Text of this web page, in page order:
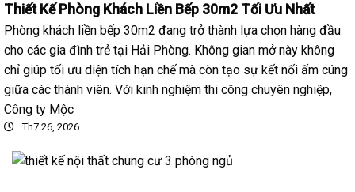
Thiết Kế Phòng Khách Liền Bếp 30m2 Tối Ưu Nhất
Phòng khách liền bếp 30m2 đang trở thành lựa chọn hàng đầu
cho các gia đình trẻ tại Hải Phòng. Không gian mở này không
chỉ giúp tối ưu diện tích hạn chế mà còn tạo sự kết nối ấm cúng
giữa các thành viên. Với kinh nghiệm thi công chuyên nghiệp,
Công ty Mộc
Th7 26, 2026